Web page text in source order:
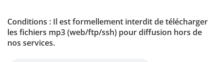
Conditions : Il est formellement interdit de télécharger
les fichiers mp3 (web/ftp/ssh) pour diffusion hors de
nos services.